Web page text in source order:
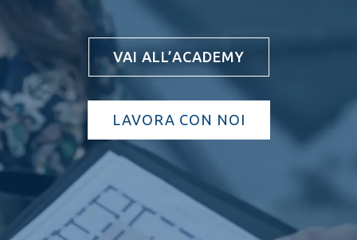
VAI ALL’ACADEMY
LAVORA CON NOI